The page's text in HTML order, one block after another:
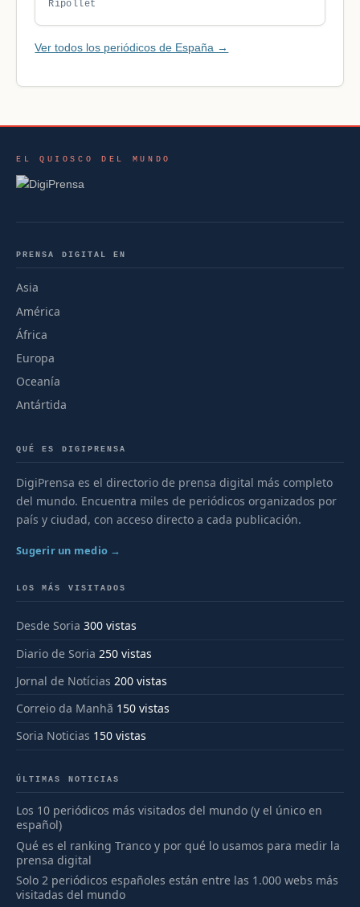
Ripollet
Ver todos los periódicos de España →
EL QUIOSCO DEL MUNDO
PRENSA DIGITAL EN
Asia
América
África
Europa
Oceanía
Antártida
QUÉ ES DIGIPRENSA
DigiPrensa es el directorio de prensa digital más completo
del mundo. Encuentra miles de periódicos organizados por
país y ciudad, con acceso directo a cada publicación.
Sugerir un medio →
LOS MÁS VISITADOS
Desde Soria 300 vistas
Diario de Soria 250 vistas
Jornal de Notícias 200 vistas
Correio da Manhã 150 vistas
Soria Noticias 150 vistas
ÚLTIMAS NOTICIAS
Los 10 periódicos más visitados del mundo (y el único en
español)
Qué es el ranking Tranco y por qué lo usamos para medir la
prensa digital
Solo 2 periódicos españoles están entre las 1.000 webs más
visitadas del mundo